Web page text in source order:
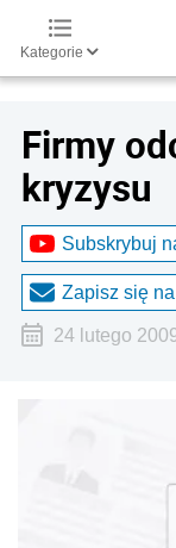
Kategorie
Firmy
kryzysu
Subskrybuj
Zapisz się
24 lutego